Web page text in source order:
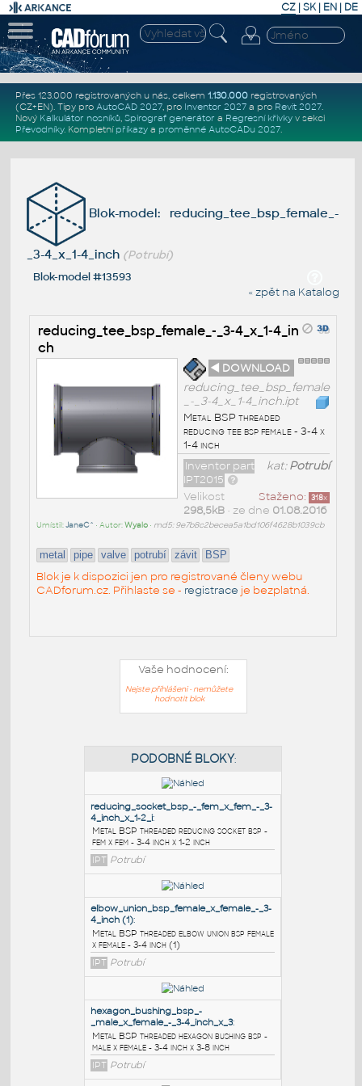
CZ | SK| EN | DE
Přes 123.000 registrovaných u nás, celkem 1.130.000registrovaných
(CZ+EN). Tipy pro AutoCAD 2027, pro Inventor 2027a pro Revit 2027.
Nový Kalkulátor nosníků, Spirograf generátor a Regresní křivkyv sekci
Převodníky. Kompletní příkazya proměnné AutoCADu 2027.
Blok-model: reducing_tee_bsp_female_-
_3-4_x_1-4_inch (Potrubí)
Blok-model #13593
« zpět na Katalog
reducing_tee_bsp_female_-_3-4_x_1-4_in
ch
◄ DOWNLOAD
reducing_tee_bsp_female
_-_3-4_x_1-4_inch.ipt
Metal BSP threaded
reducing tee bsp female - 3-4 x
1-4 inch
kat:Potrubí
Inventor part
IPT2015
Staženo: 318x
Velikost
298,5kB• ze dne 01.08.2016
Umístil:JaneC^ • Autor:Wyalo• md5: 9e7b8c2becea5a1bd106f4628b1039cb
metal pipe valve potrubí závit BSP
Blok je k dispozici jen pro registrované členy webu
CADforum.cz. Přihlaste se - registrace je bezplatná.
Vaše hodnocení:
Nejste přihlášeni - nemůžete
hodnotit blok
PODOBNÉ BLOKY:
reducing_socket_bsp_-_fem_x_fem_-_3-
4_inch_x_1-2_i
Metal BSP threaded reducing socket bsp -
fem x fem - 3-4 inch x 1-2 inch
IPT Potrubí
elbow_union_bsp_female_x_female_-_3-
4_inch (1):